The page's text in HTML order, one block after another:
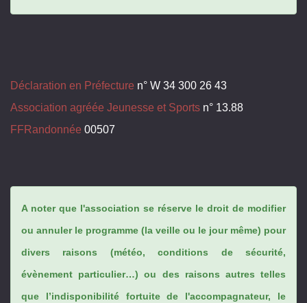
Déclaration en Préfecture n° W 34 300 26 43
Association agréée Jeunesse et Sports n° 13.88
FFRandonnée 00507
A noter que l'association se réserve le droit de modifier
ou annuler le programme (la veille ou le jour même) pour
divers raisons (météo, conditions de sécurité,
évènement particulier…) ou des raisons autres telles
que l’indisponibilité fortuite de l'accompagnateur, le